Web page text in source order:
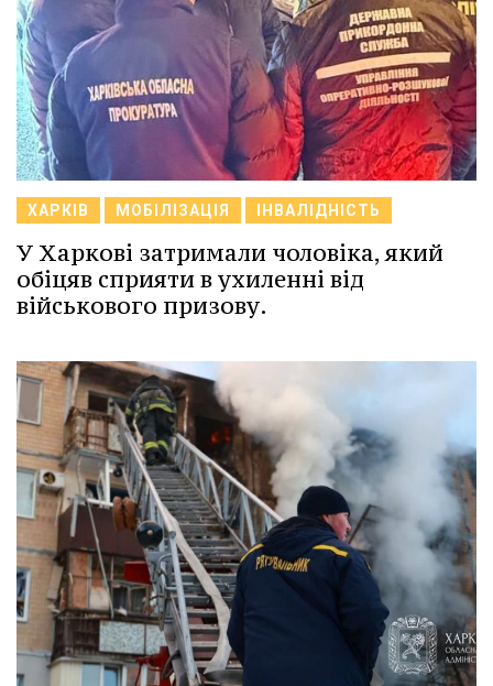
ХАРКІВ МОБІЛІЗАЦІЯ ІНВАЛІДНІСТЬ
У Харкові затримали чоловіка, який
обіцяв сприяти в ухиленні від
військового призову.